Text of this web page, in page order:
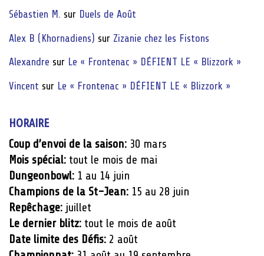
Sébastien M. sur Duels de Août
Alex B (Khornadiens) sur Zizanie chez les Fistons
Alexandre sur Le « Frontenac » DÉFIENT LE « Blizzork »
Vincent sur Le « Frontenac » DÉFIENT LE « Blizzork »
HORAIRE
Coup d’envoi de la saison: 30 mars
Mois spécial: tout le mois de mai
Dungeonbowl: 1 au 14 juin
Champions de la St-Jean: 15 au 28 juin
Repêchage: juillet
Le dernier blitz: tout le mois de août
Date limite des Défis: 2 août